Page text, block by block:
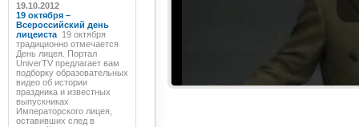
19.10.2012
19 октября –
Всероссийский день
лицеиста 19 октября
традиционно отмечается
День лицея. Портал
UniverTV предлагает вам
подборку образовательных
видео об истории
праздника и известных
выпускниках
Императорского лицея,
оставивших след в